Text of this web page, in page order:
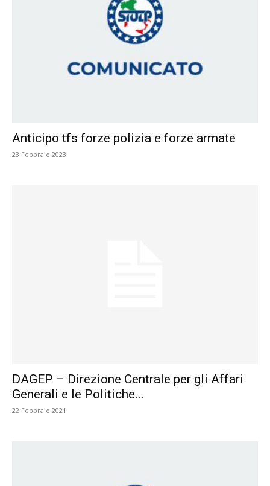
Anticipo tfs forze polizia e forze armate
23 Febbraio 2023
DAGEP – Direzione Centrale per gli Affari
Generali e le Politiche...
22 Febbraio 2021